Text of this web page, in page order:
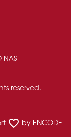
NAS
reserved.
favorite_border by ENCODE